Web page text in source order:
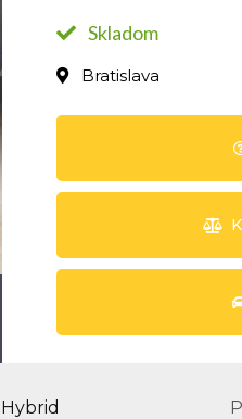
Skladom
Bratislava
Hybrid